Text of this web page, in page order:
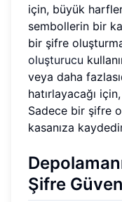
için, büyük
sembollerin bir
bir şifre
oluşturucu
veya daha
hatırlayacağı
Sadece bir şifre
kasanıza
Şifre